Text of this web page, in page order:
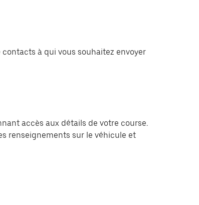
à qui vous souhaitez envoyer
accès aux détails de votre course.
renseignements sur le véhicule et